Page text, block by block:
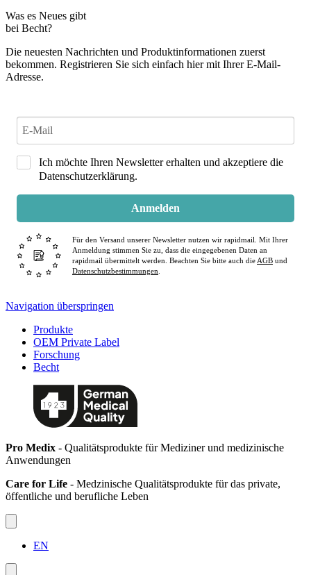
Was es Neues gibt
bei Becht?
Die neuesten Nachrichten und Produktinformationen zuerst
bekommen. Registrieren Sie sich einfach hier mit Ihrer E-Mail-
Adresse.
Ich möchte Ihren Newsletter erhalten und akzeptiere die
Datenschutzerklärung.
Anmelden
Für den Versand unserer Newsletter nutzen wir rapidmail. Mit Ihrer
Anmeldung stimmen Sie zu, dass die eingegebenen Daten an
rapidmail übermittelt werden. Beachten Sie bitte auch die AGB und
Datenschutzbestimmungen
Navigation überspringen
Produkte
OEM Private Label
Forschung
Becht
Pro Medix - Qualitätsprodukte für Mediziner und medizinische
Anwendungen
Care for Life - Medzinische Qualitätsprodukte für das private,
öffentliche und berufliche Leben
EN